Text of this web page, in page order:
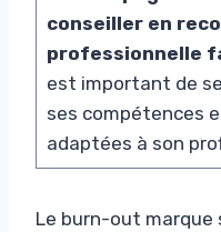
conseiller en
professionnelle
est important de
ses compétences
adaptées à son
Le burn-out